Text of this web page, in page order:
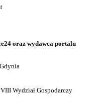
oraz wydawca portalu
Wydział Gospodarczy